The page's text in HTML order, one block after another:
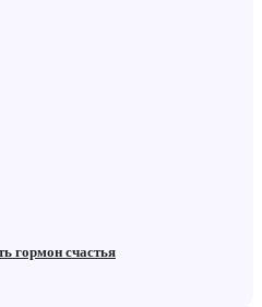
гормон счастья